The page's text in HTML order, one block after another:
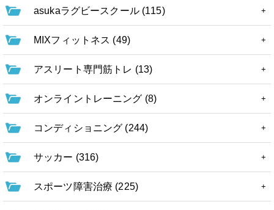
asukaラグビースクール (115)
MIXフィットネス (49)
アスリート専門筋トレ (13)
オンライントレーニング (8)
コンディショニング (244)
サッカー (316)
スポーツ障害治療 (225)